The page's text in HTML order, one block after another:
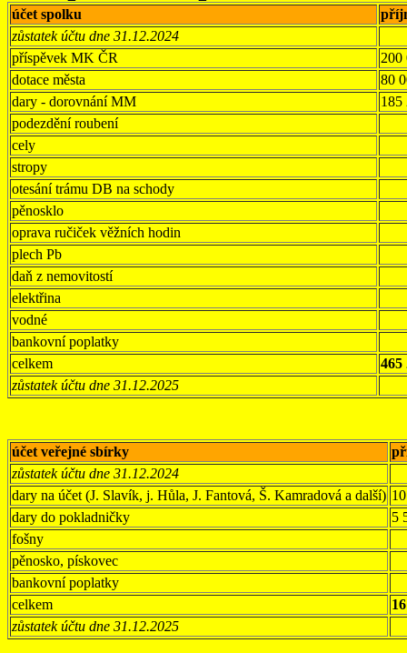
účet spolku
zůstatek účtu dne 31.12.2024
příspěvek MK ČR
200
dotace města
80
dary - dorovnání MM
185
podezdění roubení
cely
stropy
otesání trámu DB na schody
pěnosklo
oprava ručiček věžních hodin
plech Pb
daň z nemovitostí
elektřina
vodné
bankovní poplatky
celkem
465
zůstatek účtu dne 31.12.2025
účet veřejné sbírky
zůstatek účtu dne 31.12.2024
dary na účet (J. Slavík, j. Hůla, J. Fantová, Š. Kamradová a další)
dary do pokladničky
5
fošny
pěnosko, pískovec
bankovní poplatky
celkem
zůstatek účtu dne 31.12.2025